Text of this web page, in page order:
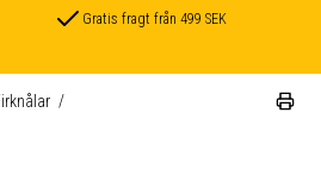
Gratis fragt från 499 SEK
/